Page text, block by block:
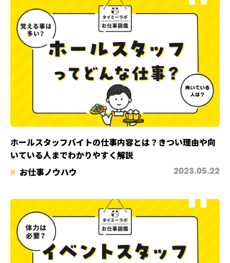
ホールスタッフバイトの仕事内容とは？きつい理由や向
いている人までわかりやすく解説
お仕事ノウハウ
2023.05.22